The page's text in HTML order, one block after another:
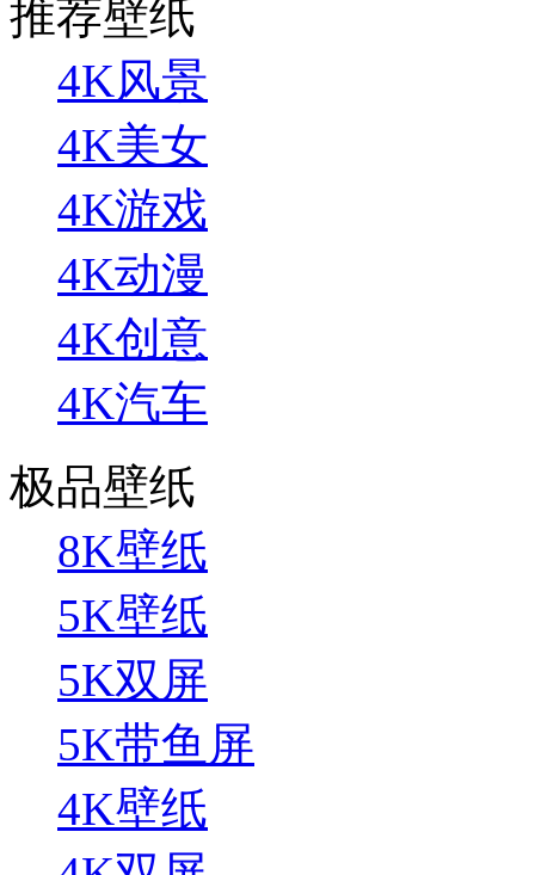
推荐壁纸
4K风景
4K美女
4K游戏
4K动漫
4K创意
4K汽车
极品壁纸
8K壁纸
5K壁纸
5K双屏
5K带鱼屏
4K壁纸